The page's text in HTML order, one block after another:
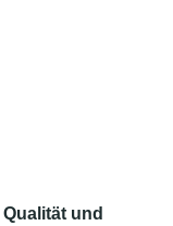
Qualität und